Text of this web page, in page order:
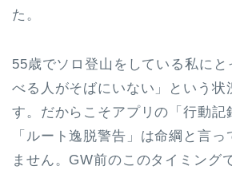
た。
55歳でソロ登山をしている私に
べる人がそばにいない」という状
す。だからこそアプリの「行動記
「ルート逸脱警告」は命綱と言っ
ません。GW前のこのタイミング